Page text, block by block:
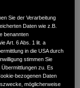
Sie der Verarbeitung
Daten wie z.B.
benannten
Art. 6 Abs. 1 lit. a
in die USA durch
stimmen Sie
zu. Es
bezogenen Daten
möglicherweise